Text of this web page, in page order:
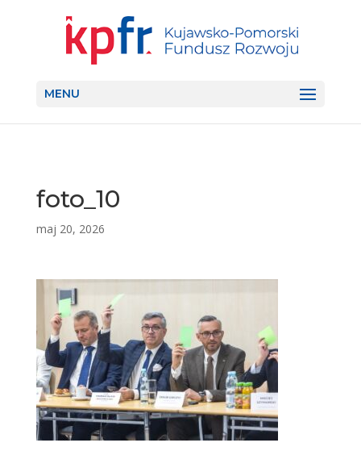
MENU
foto_10
maj 20, 2026